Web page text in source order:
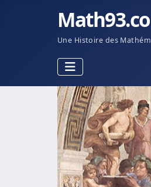
Une Histoire des